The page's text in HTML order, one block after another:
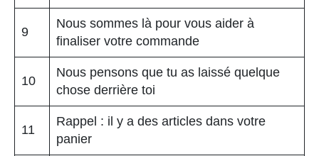
9
Nous sommes là pour vous aider à
finaliser votre commande
10
Nous pensons que tu as laissé quelque
chose derrière toi
11
Rappel : il y a des articles dans votre
panier